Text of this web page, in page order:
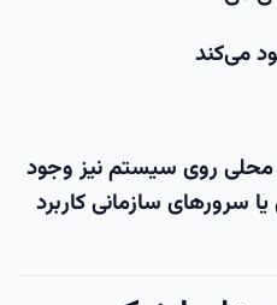
می‌کند
روی سیستم نیز وجود
سرورهای سازمانی کاربرد